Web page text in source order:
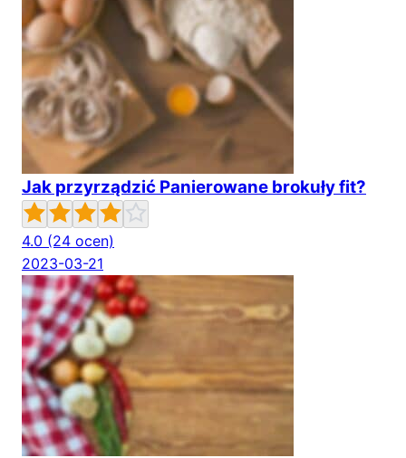
Jak przyrządzić Panierowane brokuły fit?
4.0 (24 ocen)
2023-03-21